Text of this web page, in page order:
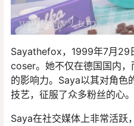
Sayathefox，1999年7月29
coser。她不仅在德国国内
的影响力。Saya以其对角
技艺，征服了众多粉丝的心。
Saya在社交媒体上非常活跃